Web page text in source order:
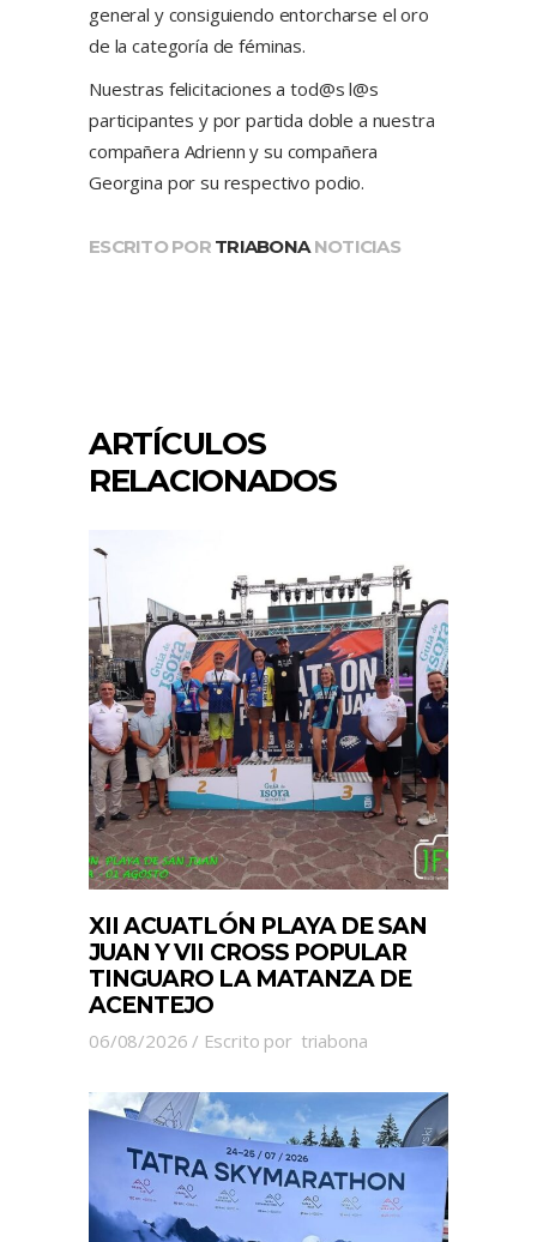
general y consiguiendo entorcharse el oro
de la categoría de féminas.
Nuestras felicitaciones a tod@s l@s
participantes y por partida doble a nuestra
compañera Adrienn y su compañera
Georgina por su respectivo podio.
ESCRITO POR TRIABONA NOTICIAS
ARTÍCULOS
RELACIONADOS
XII ACUATLÓN PLAYA DE SAN
JUAN Y VII CROSS POPULAR
TINGUARO LA MATANZA DE
ACENTEJO
06/08/2026 Escrito por triabona